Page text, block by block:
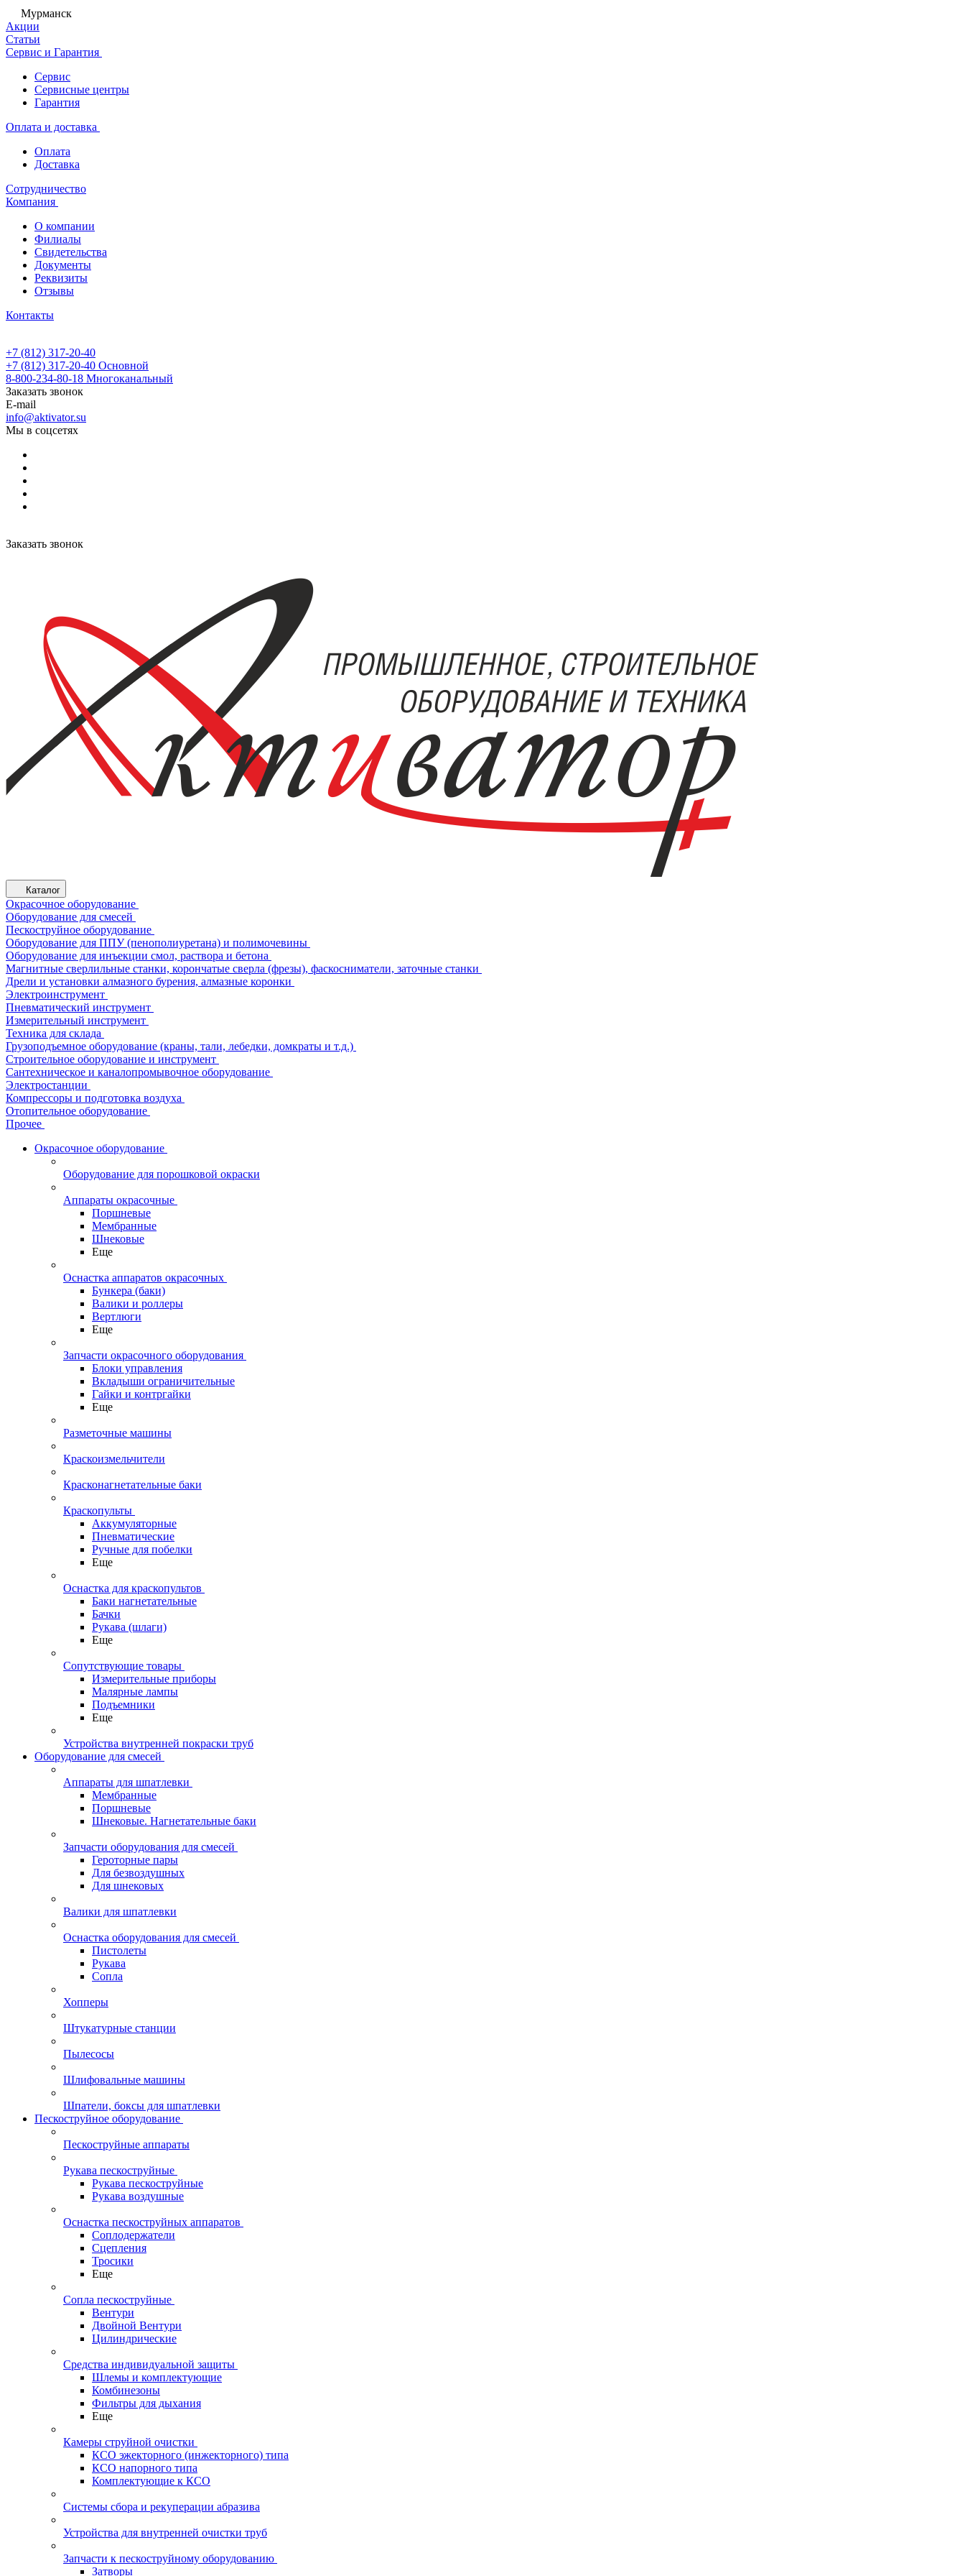
Мурманск
Акции
Статьи
Сервис и Гарантия
Сервис
Сервисные центры
Гарантия
Оплата и доставка
Оплата
Доставка
Сотрудничество
Компания
О компании
Филиалы
Свидетельства
Документы
Реквизиты
Отзывы
Контакты
+7 (812) 317-20-40
+7 (812) 317-20-40 Основной
8-800-234-80-18 Многоканальный
Заказать звонок
E-mail
info@aktivator.su
Мы в соцсетях
Заказать звонок
Каталог
Окрасочное оборудование
Оборудование для смесей
Пескоструйное оборудование
Оборудование для ППУ (пенополиуретана) и полимочевины
Оборудование для инъекции смол, раствора и бетона
Магнитные сверлильные станки, корончатые сверла (фрезы), фаскосниматели, заточные станки
Дрели и установки алмазного бурения, алмазные коронки
Электроинструмент
Пневматический инструмент
Измерительный инструмент
Техника для склада
Грузоподъемное оборудование (краны, тали, лебедки, домкраты и т.д.)
Строительное оборудование и инструмент
Сантехническое и каналопромывочное оборудование
Электростанции
Компрессоры и подготовка воздуха
Отопительное оборудование
Прочее
Окрасочное оборудование
Оборудование для порошковой окраски
Аппараты окрасочные
Поршневые
Мембранные
Шнековые
Еще
Оснастка аппаратов окрасочных
Бункера (баки)
Валики и роллеры
Вертлюги
Еще
Запчасти окрасочного оборудования
Блоки управления
Вкладыши ограничительные
Гайки и контргайки
Еще
Разметочные машины
Краскоизмельчители
Красконагнетательные баки
Краскопульты
Аккумуляторные
Пневматические
Ручные для побелки
Еще
Оснастка для краскопультов
Баки нагнетательные
Бачки
Рукава (шлаги)
Еще
Сопутствующие товары
Измерительные приборы
Малярные лампы
Подъемники
Еще
Устройства внутренней покраски труб
Оборудование для смесей
Аппараты для шпатлевки
Мембранные
Поршневые
Шнековые. Нагнетательные баки
Запчасти оборудования для смесей
Героторные пары
Для безвоздушных
Для шнековых
Валики для шпатлевки
Оснастка оборудования для смесей
Пистолеты
Рукава
Сопла
Хопперы
Штукатурные станции
Пылесосы
Шлифовальные машины
Шпатели, боксы для шпатлевки
Пескоструйное оборудование
Пескоструйные аппараты
Рукава пескоструйные
Рукава пескоструйные
Рукава воздушные
Оснастка пескоструйных аппаратов
Соплодержатели
Сцепления
Тросики
Еще
Сопла пескоструйные
Вентури
Двойной Вентури
Цилиндрические
Средства индивидуальной защиты
Шлемы и комплектующие
Комбинезоны
Фильтры для дыхания
Еще
Камеры струйной очистки
КСО эжекторного (инжекторного) типа
КСО напорного типа
Комплектующие к КСО
Системы сбора и рекуперации абразива
Устройства для внутренней очистки труб
Запчасти к пескоструйному оборудованию
Затворы